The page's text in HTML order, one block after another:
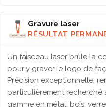
Gravure laser
RÉSULTAT
Un faisceau laser brûle la
pour y graver le logo de
Précision exceptionnelle,
particulièrement recherché
gamme en métal, bois,